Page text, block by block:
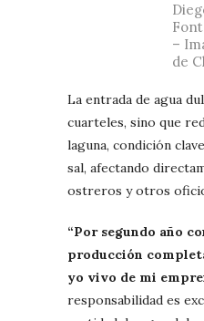
–
de
La entrada de agua
cuarteles, sino que
laguna, condición
sal, afectando
ostreros y otros
“Por segundo año
producción
yo vivo de mi
responsabilidad es